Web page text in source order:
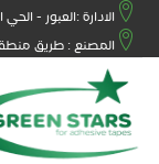
الادارة :العبور -
المصنع : طريق